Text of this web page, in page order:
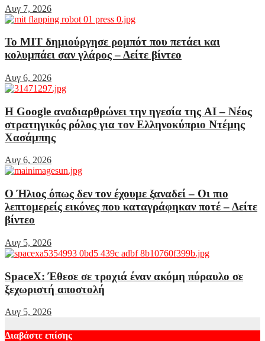
Αυγ 7, 2026
Το MIT δημιούργησε ρομπότ που πετάει και
κολυμπάει σαν γλάρος – Δείτε βίντεο
Αυγ 6, 2026
Η Google αναδιαρθρώνει την ηγεσία της AI – Νέος
στρατηγικός ρόλος για τον Ελληνοκύπριο Ντέμης
Χασάμπης
Αυγ 6, 2026
Ο Ήλιος όπως δεν τον έχουμε ξαναδεί – Οι πιο
λεπτομερείς εικόνες που καταγράφηκαν ποτέ – Δείτε
βίντεο
Αυγ 5, 2026
SpaceX: Έθεσε σε τροχιά έναν ακόμη πύραυλο σε
ξεχωριστή αποστολή
Αυγ 5, 2026
Διαβάστε επίσης